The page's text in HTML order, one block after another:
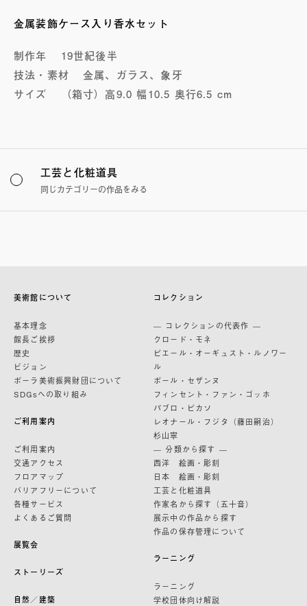
金属装飾ケース入り香水セット
制作年
19世紀後半
技法・素材
金属、ガラス、象牙
サイズ
（箱寸）高9.0 幅10.5 奥行6.5 cm
工芸と化粧道具
同じカテゴリーの作品をみる
美術館について
基本理念
館長ご挨拶
歴史
ビジョン
ポーラ美術振興財団について
SDGsへの取り組み
ご利用案内
ご利用案内
交通アクセス
フロアマップ
バリアフリーについて
各種サービス
よくあるご質問
展覧会
ストーリーズ
自然／建築
コレクション
— コレクションの代表作 —
クロード・モネ
ピエール・オーギュスト・ルノワー
ル
ポール・セザンヌ
フィンセント・ファン・ゴッホ
パブロ・ピカソ
レオナール・フジタ（藤田嗣治）
杉山寧
— 分類から探す —
西洋 絵画・彫刻
日本 絵画・彫刻
工芸と化粧道具
作家名から探す（五十音）
展示中の作品から探す
作品の保存管理について
ラーニング
ラーニング
学校団体向け解説